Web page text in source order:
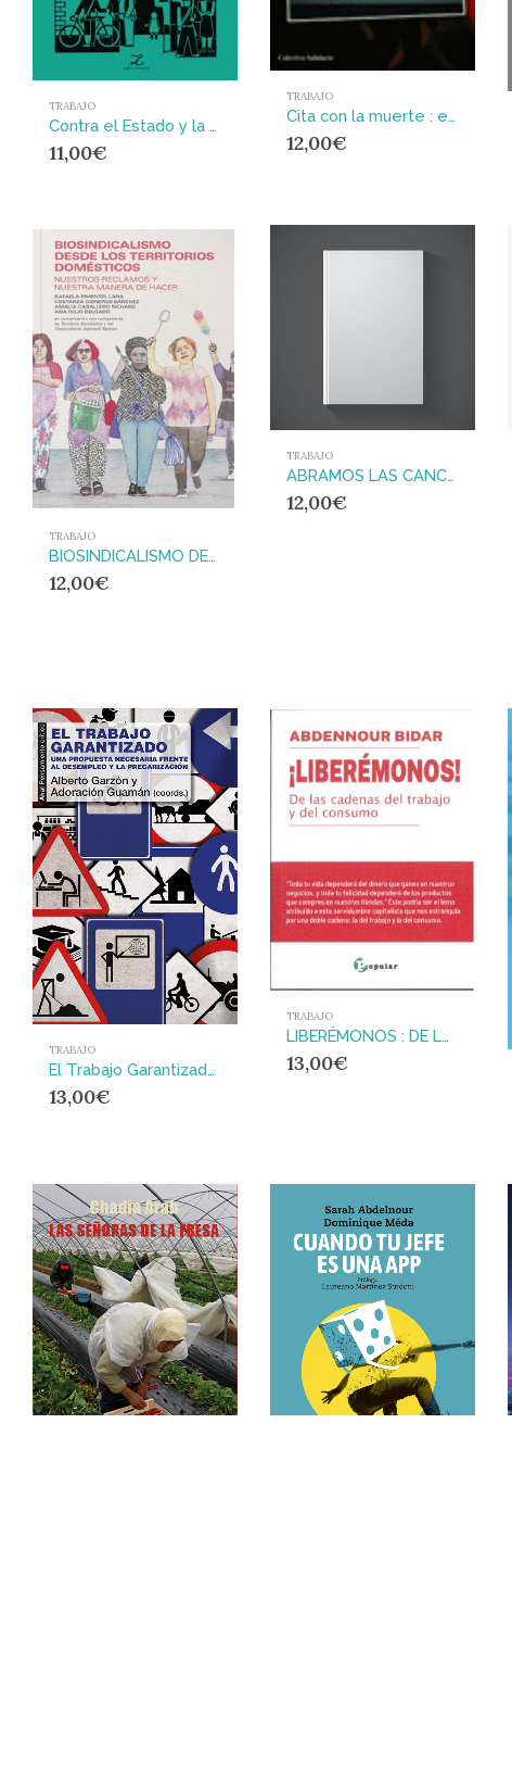
TRABAJO
Contra el Estado y la mercancía : Cuadernos de Negación, nros. 2 al 5
11,00€
TRABAJO
Cita con la muerte : el mayor accidente de trabajo en la historia del metro de Madrid
12,00€
TRABAJO
BIOSINDICALISMO DESDE LOS TERRITORIOS DOMÉSTICOS
12,00€
TRABAJO
ABRAMOS LAS CANCELAS
12,00€
TRABAJO
El Trabajo Garantizado : Una propuesta necesaria frente al desempleo y la precarización
13,00€
TRABAJO
LIBERÉMONOS : DE LAS CADENAS DEL TRABAJO Y DEL CONSUMO
13,00€